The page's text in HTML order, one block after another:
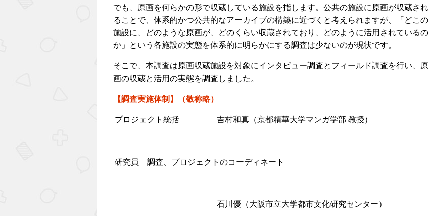
でも、原画を何らかの形で収蔵している施設を指します。公共の施設に原画が収蔵され
ることで、体系的かつ公共的なアーカイブの構築に近づくと考えられますが、「どこの
施設に、どのような原画が、どのくらい収蔵されており、どのように活用されているの
か」という各施設の実態を体系的に明らかにする調査は少ないのが現状です。
そこで、本調査は原画収蔵施設を対象にインタビュー調査とフィールド調査を行い、原
画の収蔵と活用の実態を調査しました。
【調査実施体制】（敬称略）
プロジェクト統括 吉村和真（京都精華大学マンガ学部 教授）
研究員 調査、プロジェクトのコーディネート
石川優（大阪市立大学都市文化研究センター）